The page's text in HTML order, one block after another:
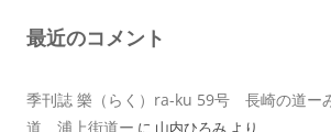
最近のコメント
季刊誌 樂（らく）ra-ku 59号 長崎の道
道 浦上街道ー に 山内ひろみ より